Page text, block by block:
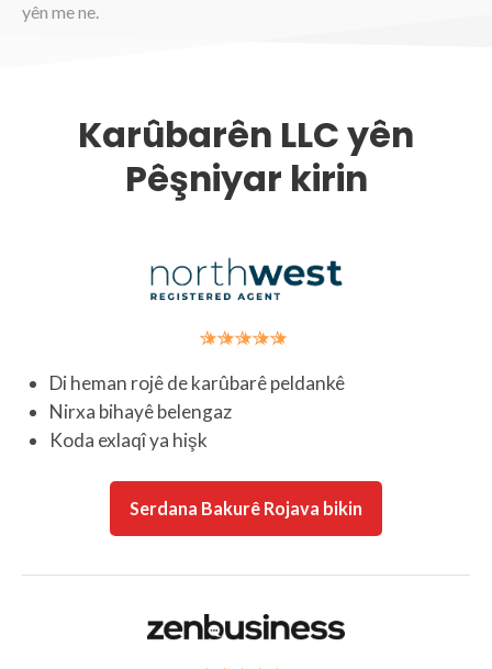
yên me ne.
Karûbarên LLC yên
Pêşniyar kirin
Di heman rojê de karûbarê peldankê
Nirxa bihayê belengaz
Koda exlaqî ya hişk
Serdana Bakurê Rojava bikin